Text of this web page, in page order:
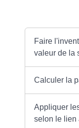
Faire
valeur de la
Calculer la
Appliquer
selon le lien